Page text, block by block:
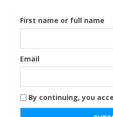
First name or full name
Email
By continuing, you